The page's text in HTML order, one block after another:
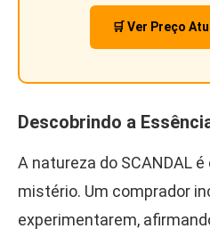
🛒 Ver Preço
Descobrindo a
A natureza do SCANDAL
mistério. Um comprador
experimentarem,